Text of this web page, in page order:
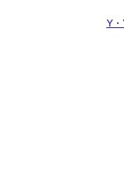
Y